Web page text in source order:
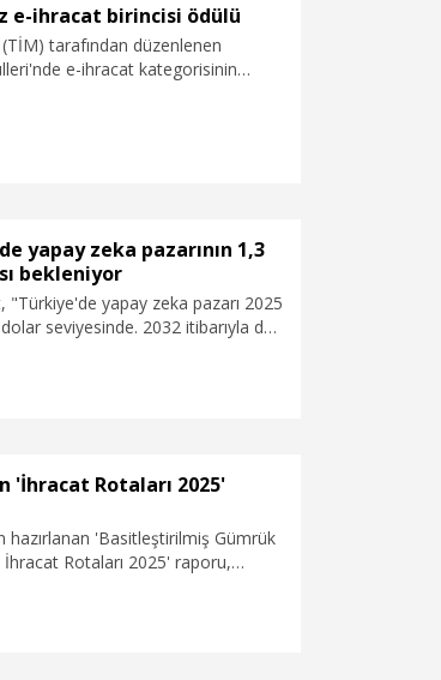
e-ihracat birincisi ödülü
tarafından düzenlenen
e-ihracat kategorisinin
yapay zeka pazarının 1,3
bekleniyor
"Türkiye'de yapay zeka pazarı 2025
seviyesinde. 2032 itibarıyla de
'İhracat Rotaları 2025'
hazırlanan 'Basitleştirilmiş Gümrük
Rotaları 2025' raporu,